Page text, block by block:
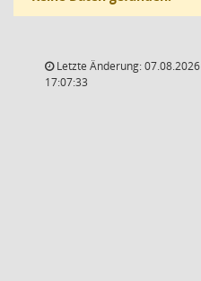
Letzte Änderung: 07.08.2026
17:07:33